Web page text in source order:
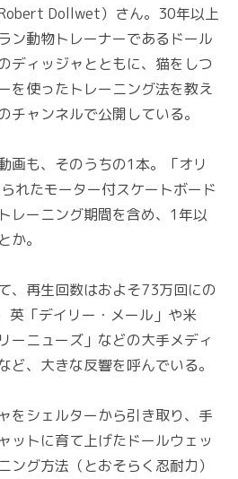
Dollwet）さん。30年以上
ン動物トレーナーであるドール
ディッジャとともに、猫をしつ
を使ったトレーニング法を教え
チャンネルで公開している。
画も、そのうちの1本。「オリ
れたモーター付スケートボード
レーニング期間を含め、1年以
か。
、再生回数はおよそ73万回にの
英「デイリー・メール」や米
ーニューズ」などの大手メディ
ど、大きな反響を呼んでいる。
をシェルターから引き取り、手
ットに育て上げたドールウェッ
ング方法（とおそらく忍耐力）